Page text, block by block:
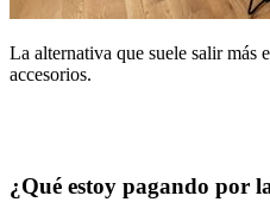
La alternativa que suele salir más
accesorios.
¿Qué estoy pagando por